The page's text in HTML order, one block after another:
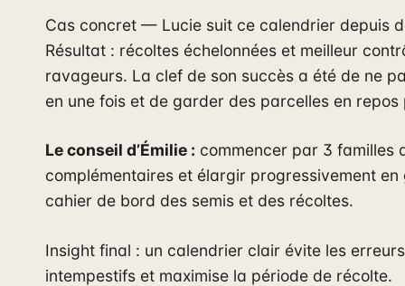
Cas concret — Lucie suit ce calendrier depuis
Résultat : récoltes échelonnées et meilleur
ravageurs. La clef de son succès a été de ne
en une fois et de garder des parcelles en repos
Le conseil d’Émilie : commencer par 3 familles
complémentaires et élargir progressivement
cahier de bord des semis et des récoltes.
Insight final : un calendrier clair évite les
intempestifs et maximise la période de récolte.